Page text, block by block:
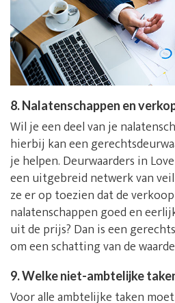
8. Nalatenschappen en
Wil je een deel van je
hierbij kan een
je helpen. Deurwaarders in
een uitgebreid netwerk van
ze er op toezien dat de
nalatenschappen goed en
uit de prijs? Dan is een
om een schatting van de
9. Welke niet-ambtelijke
Voor alle ambtelijke taken